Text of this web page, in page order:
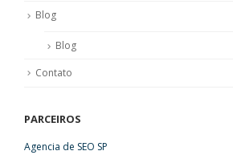
Blog
Blog
Contato
PARCEIROS
Agencia de SEO SP